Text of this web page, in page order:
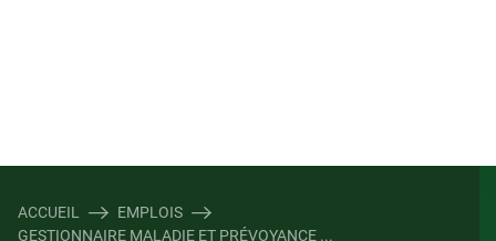
ACCUEIL
EMPLOIS
GESTIONNAIRE MALADIE ET PRÉVOYANCE ...